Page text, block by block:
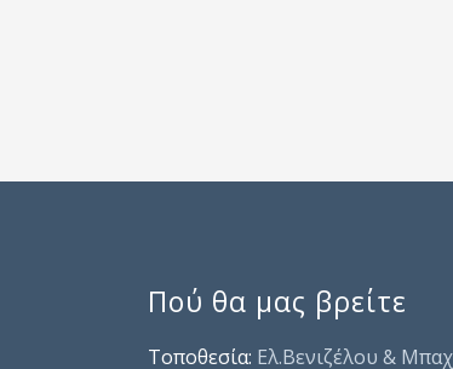
Πού θα μας βρείτε
Τοποθεσία: Ελ.Βενιζέλου &